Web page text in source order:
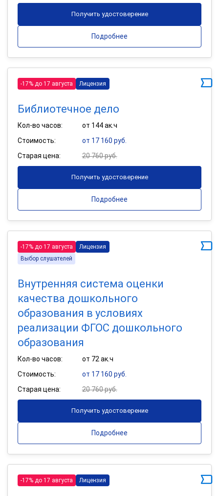
Получить удостоверение
Подробнее
-17% до 17 августа Лицензия
Библиотечное дело
Кол-во часов:
от 144 ак.ч
Стоимость:
от 17 160 руб.
Старая цена:
20 760 руб.
Получить удостоверение
Подробнее
-17% до 17 августа
Лицензия
Выбор слушателей
Внутренняя система оценки
качества дошкольного
образования в условиях
реализации ФГОС дошкольного
образования
Кол-во часов:
от 72 ак.ч
Стоимость:
от 17 160 руб.
Старая цена:
20 760 руб.
Получить удостоверение
Подробнее
-17% до 17 августа Лицензия